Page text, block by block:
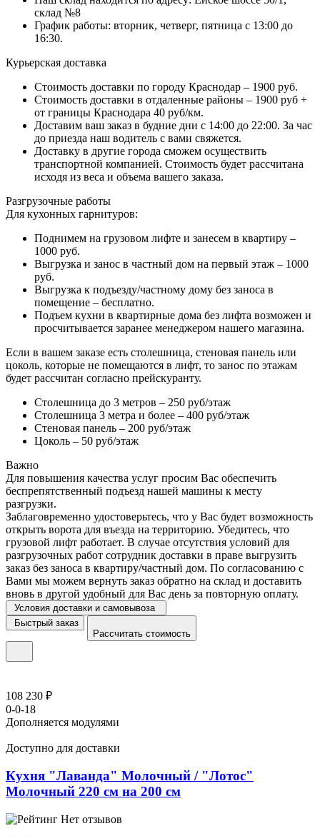
склад №8
График работы: вторник, четверг, пятница с 13:00 до
16:30.
Курьерская доставка
Стоимость доставки по городу Краснодар – 1900 руб.
Стоимость доставки в отдаленные районы – 1900 руб +
от границы Краснодара 40 руб/км.
Доставим ваш заказ в будние дни с 14:00 до 22:00. За час
до приезда наш водитель с вами свяжется.
Доставку в другие города сможем осуществить
транспортной компанией. Стоимость будет рассчитана
исходя из веса и объема вашего заказа.
Разгрузочные работы
Для кухонных гарнитуров:
Поднимем на грузовом лифте и занесем в квартиру –
1000 руб.
Выгрузка и занос в частный дом на первый этаж – 1000
руб.
Выгрузка к подъезду/частному дому без заноса в
помещение – бесплатно.
Подъем кухни в квартирные дома без лифта возможен и
просчитывается заранее менеджером нашего магазина.
Если в вашем заказе есть столешница, стеновая панель или
цоколь, которые не помещаются в лифт, то занос по этажам
будет рассчитан согласно прейскуранту.
Столешница до 3 метров – 250 руб/этаж
Столешница 3 метра и более – 400 руб/этаж
Стеновая панель – 200 руб/этаж
Цоколь – 50 руб/этаж
Важно
Для повышения качества услуг просим Вас обеспечить
беспрепятственный подъезд нашей машины к месту
разгрузки.
Заблаговременно удостоверьтесь, что у Вас будет возможность
открыть ворота для въезда на территорию. Убедитесь, что
грузовой лифт работает. В случае отсутствия условий для
разгрузочных работ сотрудник доставки в праве выгрузить
заказ без заноса в квартиру/частный дом. По согласованию с
Вами мы можем вернуть заказ обратно на склад и доставить
вновь в другой удобный для Вас день за повторную оплату.
Условия доставки и самовывоза
Быстрый заказ
Рассчитать стоимость
108 230 ₽
0-0-18
Дополняется модулями
Доступно для доставки
Кухня "Лаванда" Молочный / "Лотос"
Молочный 220 см на 200 см
Нет отзывов